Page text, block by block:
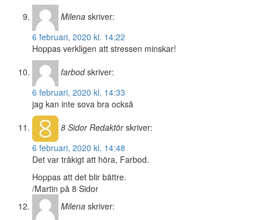
Milena skriver:
6 februari, 2020 kl. 14:22
Hoppas verkligen att stressen minskar!
farbod skriver:
6 februari, 2020 kl. 14:33
jag kan inte sova bra också
8 SidorRedaktör skriver:
6 februari, 2020 kl. 14:48
Det var tråkigt att höra, Farbod.
Hoppas att det blir bättre.
/Martin på 8 Sidor
Milena skriver: